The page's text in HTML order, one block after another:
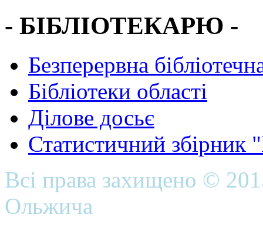
- БІБЛІОТЕКАРЮ -
Безперервна
Бібліотеки області
Ділове досьє
Статистичний
Всі права захищено ©
Ольжича